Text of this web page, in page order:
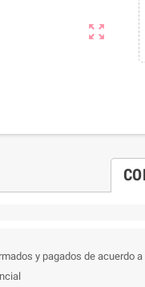
zoom_out_map
y pagados de acuerdo